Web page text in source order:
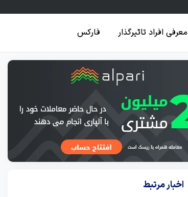
معرفی افراد تاثیرگذار فارکس
اخبار مرتبط